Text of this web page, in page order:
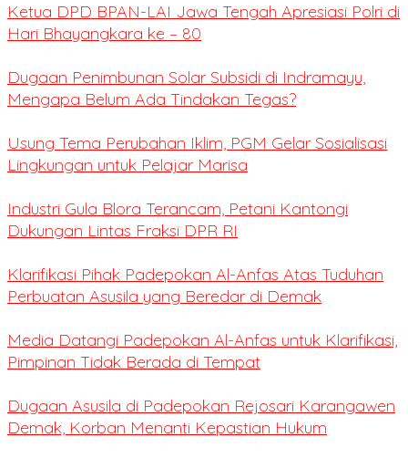
Ketua DPD BPAN-LAI Jawa Tengah Apresiasi Polri di
Hari Bhayangkara ke – 80
Dugaan Penimbunan Solar Subsidi di Indramayu,
Mengapa Belum Ada Tindakan Tegas?
Usung Tema Perubahan Iklim, PGM Gelar Sosialisasi
Lingkungan untuk Pelajar Marisa
Industri Gula Blora Terancam, Petani Kantongi
Dukungan Lintas Fraksi DPR RI
Klarifikasi Pihak Padepokan Al-Anfas Atas Tuduhan
Perbuatan Asusila yang Beredar di Demak
Media Datangi Padepokan Al-Anfas untuk Klarifikasi,
Pimpinan Tidak Berada di Tempat
Dugaan Asusila di Padepokan Rejosari Karangawen
Demak, Korban Menanti Kepastian Hukum